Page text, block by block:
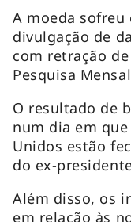
A moeda
divulgação de
com retração
Pesquisa
O resultado de
num dia em
Unidos estão
do ex-
Além disso, os
em relação às